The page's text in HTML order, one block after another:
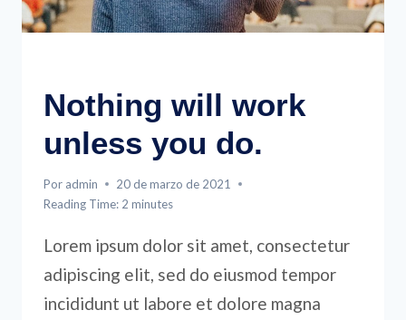
Nothing will work
unless you do.
Por admin
20 de marzo de 2021
Reading Time: 2 minutes
Lorem ipsum dolor sit amet, consectetur
adipiscing elit, sed do eiusmod tempor
incididunt ut labore et dolore magna